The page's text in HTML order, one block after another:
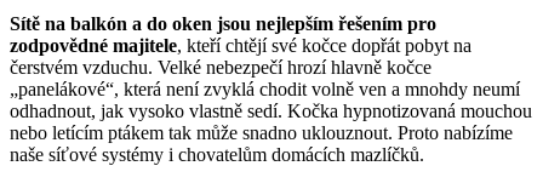
Sítě na balkón a do oken jsou nejlepším řešením pro
zodpovědné majitele, kteří chtějí své kočce dopřát pobyt na
čerstvém vzduchu. Velké nebezpečí hrozí hlavně kočce
„panelákové“, která není zvyklá chodit volně ven a mnohdy neumí
odhadnout, jak vysoko vlastně sedí. Kočka hypnotizovaná mouchou
nebo letícím ptákem tak může snadno uklouznout. Proto nabízíme
naše síťové systémy i chovatelům domácích mazlíčků.